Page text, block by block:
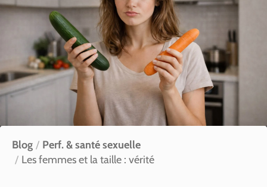
SALONS
INSÉRER
ANNONCE
BLOG
CONTACT
Blog
Perf. & santé sexuelle
Les femmes et la taille : vérité